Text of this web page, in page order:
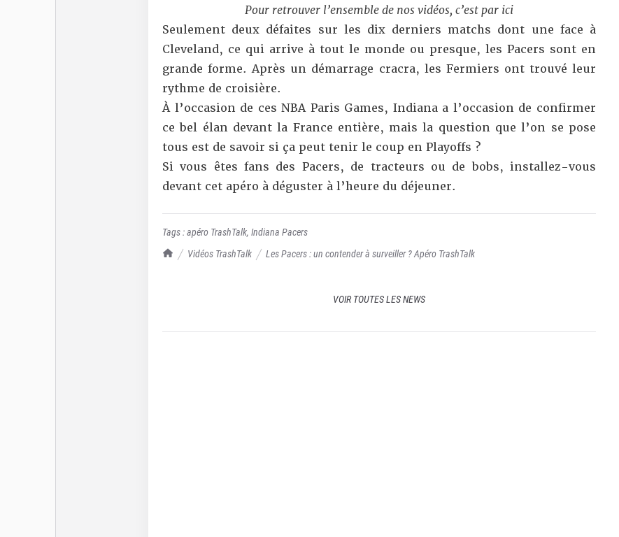
TrashTalk Actu NBA
Vidéos TrashTalk Les Pacers : un contender à surveiller ? Apéro TrashTalk
Pour retrouver l’ensemble de nos vidéos, c’est par ici
Seulement deux défaites sur les dix derniers matchs dont une face à
Cleveland, ce qui arrive à tout le monde ou presque, les Pacers sont en
grande forme. Après un démarrage cracra, les Fermiers ont trouvé leur
rythme de croisière.
À l’occasion de ces NBA Paris Games, Indiana a l’occasion de confirmer
ce bel élan devant la France entière, mais la question que l’on se pose
tous est de savoir si ça peut tenir le coup en Playoffs ?
Si vous êtes fans des Pacers, de tracteurs ou de bobs, installez-vous
devant cet apéro à déguster à l’heure du déjeuner.
Tags :apéro TrashTalk, Indiana Pacers
VOIR TOUTES LES NEWS